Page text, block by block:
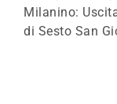
Milanino:
di Sesto San